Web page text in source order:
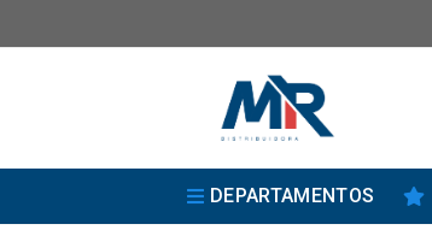
DEPARTAMENTOS